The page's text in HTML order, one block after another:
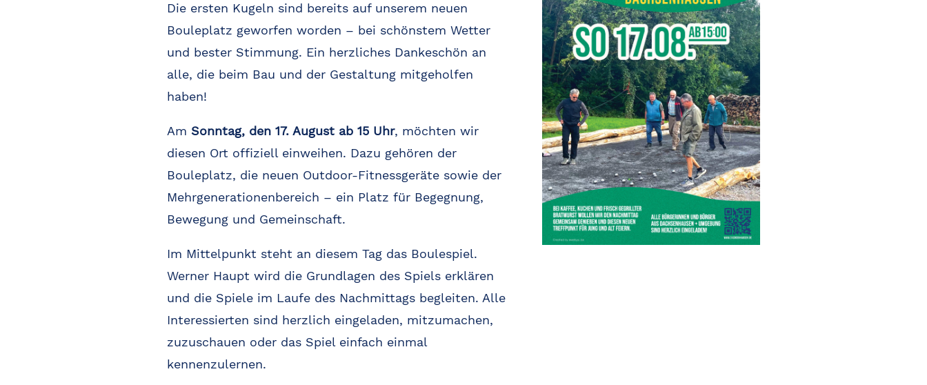
Die ersten Kugeln sind bereits auf unserem neuen
Bouleplatz geworfen worden – bei schönstem Wetter
und bester Stimmung. Ein herzliches Dankeschön an
alle, die beim Bau und der Gestaltung mitgeholfen
haben!
Am Sonntag, den 17. August ab 15 Uhr, möchten wir
diesen Ort offiziell einweihen. Dazu gehören der
Bouleplatz, die neuen Outdoor-Fitnessgeräte sowie der
Mehrgenerationenbereich – ein Platz für Begegnung,
Bewegung und Gemeinschaft.
Im Mittelpunkt steht an diesem Tag das Boulespiel.
Werner Haupt wird die Grundlagen des Spiels erklären
und die Spiele im Laufe des Nachmittags begleiten. Alle
Interessierten sind herzlich eingeladen, mitzumachen,
zuzuschauen oder das Spiel einfach einmal
kennenzulernen.